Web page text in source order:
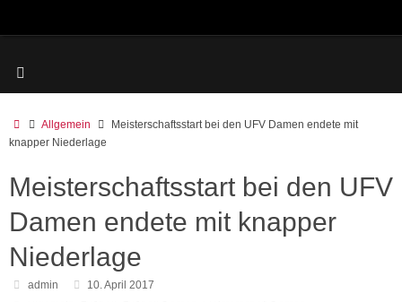
StartAllgemein
Meisterschaftsstart bei den UFV Damen endete mit
knapper Niederlage
Meisterschaftsstart bei den UFV
Damen endete mit knapper
Niederlage
admin
10. April 2017